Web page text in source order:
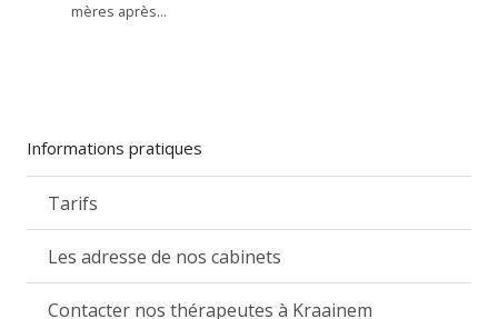
mères après...
Informations pratiques
Tarifs
Les adresse de nos cabinets
Contacter nos thérapeutes à Kraainem